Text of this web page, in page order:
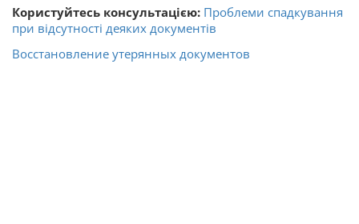
Користуйтесь консультацією: Проблеми спадкування
при відсутності деяких документів
Восстановление утерянных документов